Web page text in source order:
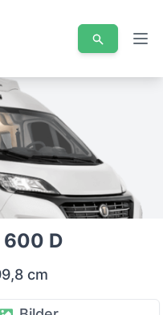
D
cm